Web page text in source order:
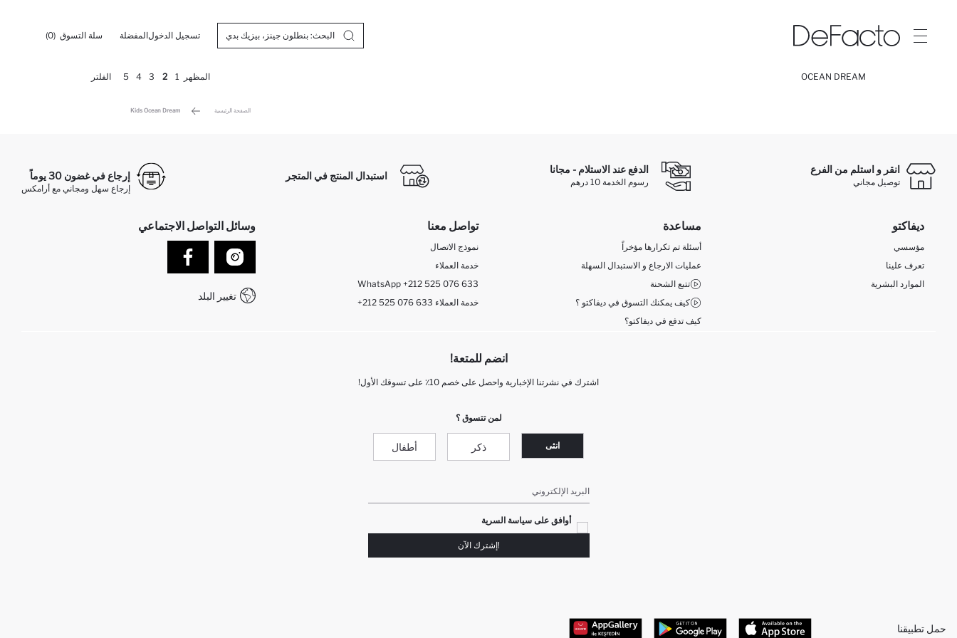
تسجيل الدخولالمفضلة سلة التسوق (0)
OCEAN DREAM المظهر 1
2
3
4
5 الفلتر
الصفحة الرئيسية Kids Ocean Dream
انقر و استلم من الفرع
توصيل مجاني
الدفع عند الاستلام - مجانا
رسوم الخدمة 10 درهم
استبدال المنتج في المتجر إرجاع في غضون 30 يوماً
إرجاع سهل ومجاني مع أرامكس
ديفاكتو
مؤسسي
تعرف علينا
الموارد البشرية
مساعدة
أسئلة تم تكرارها مؤخراً
عمليات الارجاع و الاستبدال السهلة
تتبع الشحنة
كيف يمكنك التسوق في ديفاكتو ؟
كيف تدفع في ديفاكتو؟
تواصل معنا
نموذج الاتصال
خدمة العملاء
WhatsApp +212 525 076 633
+212 525 076 633 خدمة العملاء
وسائل التواصل الاجتماعي
تغيير البلد
انضم للمتعة!
اشترك في نشرتنا الإخبارية واحصل على خصم 10٪ على تسوقك الأول!
لمن تتسوق ؟
انثى ذكر أطفال
البريد الإلكتروني
أوافق على سياسة السرية
!إشترك الآن
حمل تطبيقنا